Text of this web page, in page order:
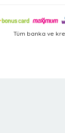
Tüm banka ve